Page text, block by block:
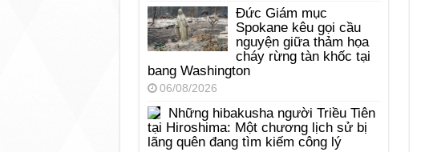
Đức Giám mục
Spokane kêu gọi cầu
nguyện giữa thảm họa
cháy rừng tàn khốc tại
bang Washington
06/08/2026
Những hibakusha người Triều Tiên
tại Hiroshima: Một chương lịch sử bị
lãng quên đang tìm kiếm công lý